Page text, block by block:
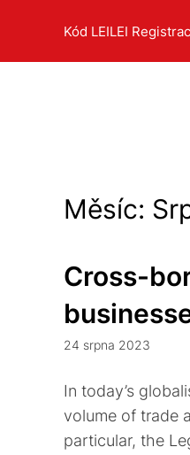
Kód LEILEI
Měsíc:
Cross-
24 srpna 2023
In today’s
volume of trade
particular, the